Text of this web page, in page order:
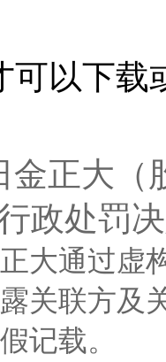
可以下载
金正大（
政处罚
大通过虚
关联方及
记载。